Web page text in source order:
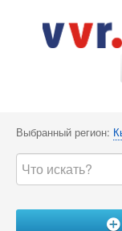
Выбранный регион:
Á